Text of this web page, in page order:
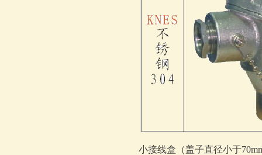
小接线盒（盖子直径小于